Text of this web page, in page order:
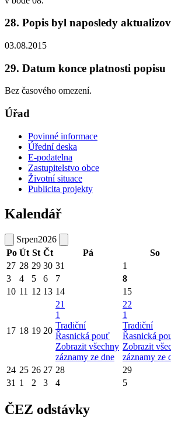
28. Popis byl naposledy
03.08.2015
29. Datum konce platnosti popisu
Bez časového omezení.
Úřad
Povinné informace
Úřední deska
E-podatelna
Zastupitelstvo obce
Životní situace
Publicita projekty
Kalendář
Srpen2026
Po Út St Čt Pá So
27 28 29 30 31 1
3
4 5 6 7 8
10 11 12 13 14 15
17 18 19 20
21
1
Tradiční
Řasnická pouť
Zobrazit všechny
záznamy ze dne
22
1
Tradiční
Řasnická
Zobrazit
záznamy ze
24 25 26 27 28 29
31 1 2 3 4 5
ČEZ odstávky